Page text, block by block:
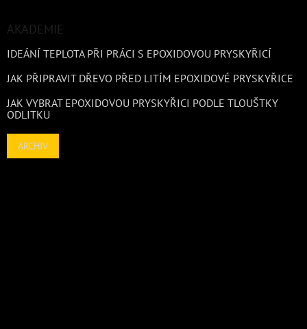
AKADEMIE
IDEÁNÍ TEPLOTA PŘI PRÁCI S EPOXIDOVOU PRYSKYŘICÍ
JAK PŘIPRAVIT DŘEVO PŘED LITÍM EPOXIDOVÉ PRYSKYŘICE
JAK VYBRAT EPOXIDOVOU PRYSKYŘICI PODLE TLOUŠTKY
ODLITKU
ARCHIV